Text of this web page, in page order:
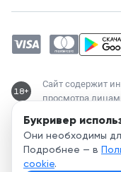
Букривер
Они необходимы
Подробнее — в
cookie.
Магические академии
Современный
Любовное фэнтези
18+
Сайт содержит
просмотра
Служба поддержки:
support@bookriver.ru